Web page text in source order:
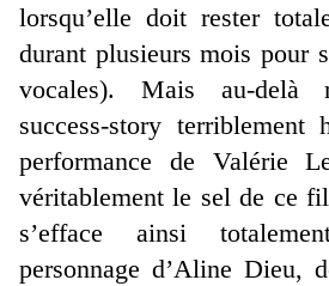
lorsqu’elle doit rester
durant plusieurs mois pour
vocales). Mais au-delà
success-story terriblement
performance de Valérie
véritablement le sel de ce
s’efface ainsi
personnage d’Aline Dieu,